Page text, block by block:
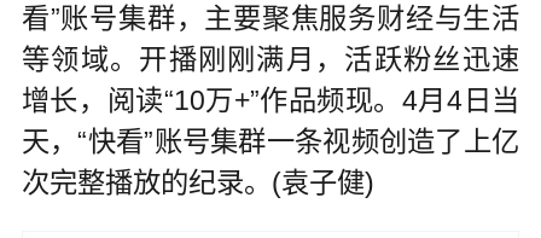
看”账号集群，主要聚焦服务财经与生活
等领域。开播刚刚满月，活跃粉丝迅速
增长，阅读“10万+”作品频现。4月4日当
天，“快看”账号集群一条视频创造了上亿
次完整播放的纪录。(袁子健)